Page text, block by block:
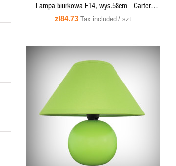
Lampa biurkowa E14, wys.58cm - Carter
beżowa
zł84.73 Tax included / szt